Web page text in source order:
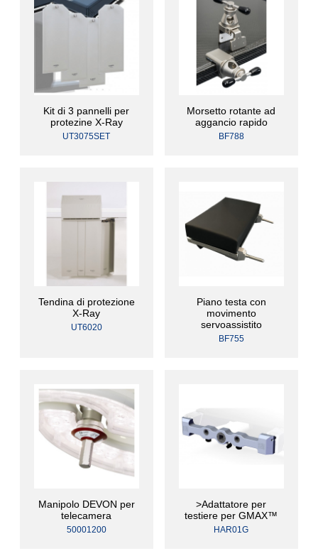
Kit di 3 pannelli per
protezine X-Ray
UT3075SET
Morsetto rotante ad
aggancio rapido
BF788
Tendina di protezione
X-Ray
UT6020
Piano testa con
movimento
servoassistito
BF755
Manipolo DEVON per
telecamera
50001200
>Adattatore per
testiere per GMAX™
HAR01G